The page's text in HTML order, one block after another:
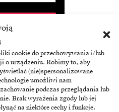
cookie do przechowywania i/lub
o urządzeniu. Robimy to, aby
(nie)spersonalizowane
umożliwi nam
podczas przeglądania lub
Brak wyrażenia zgody lub jej
na niektóre cechy i funkcje.
Brandsit